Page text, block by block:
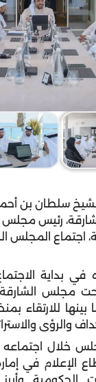
سلطان بن
رئيس مجلس
اجتماع المجلس
في بداية
مجلس
بينها للارتقاء
والرؤى
خلال
الإعلام في